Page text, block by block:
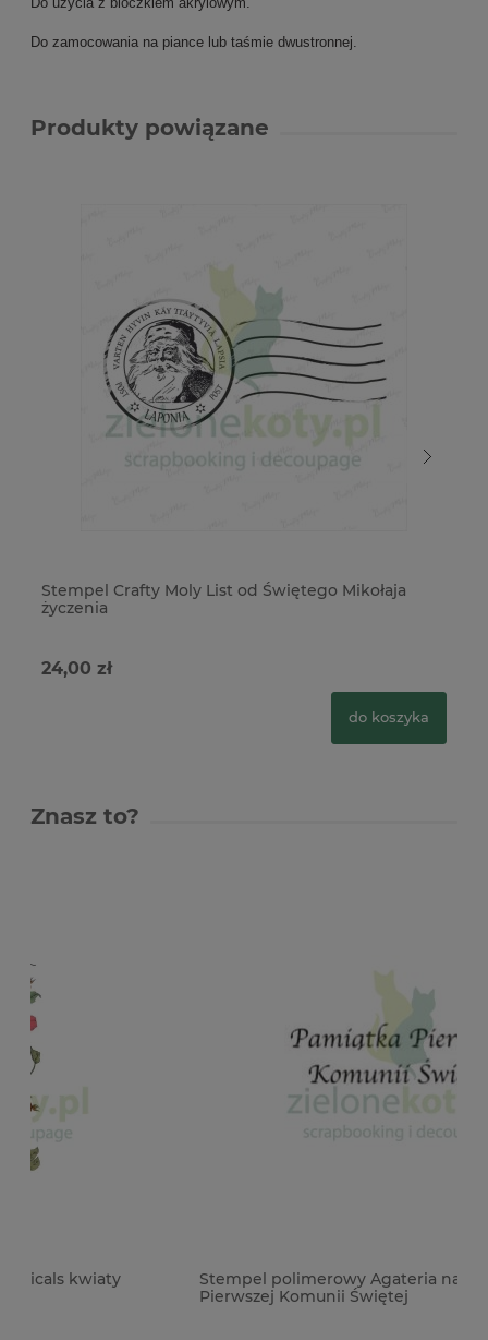
Do zamocowania na piance lub taśmie dwustronnej.
Produkty powiązane
Stempel Crafty Moly List od Świętego Mikołaja
życzenia
24,00 zł
do koszyka
Znasz to?
Stempel polimerowy Agateria napis Pamiątka
Pierwszej Komunii Świętej